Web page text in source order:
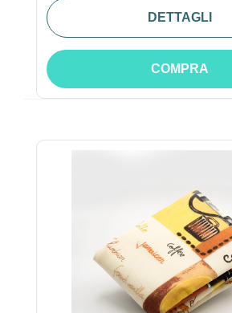
DETTAGLI
COMPRA